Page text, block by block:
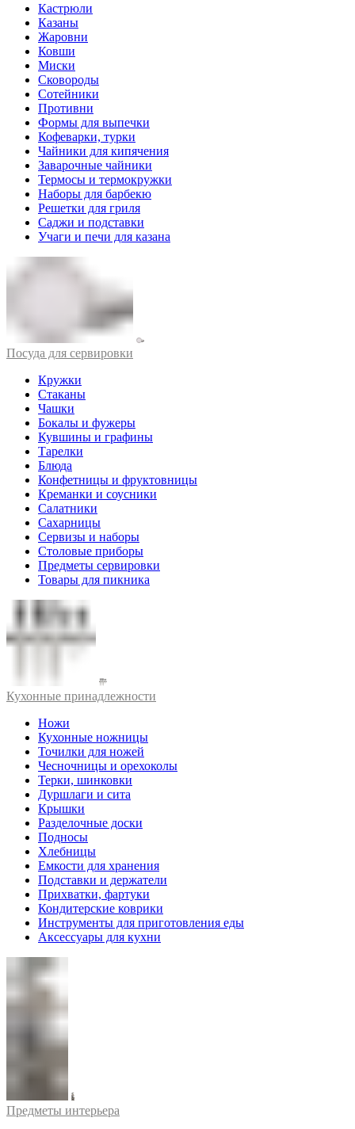
Кастрюли
Казаны
Жаровни
Ковши
Миски
Сковороды
Сотейники
Противни
Формы для выпечки
Кофеварки, турки
Чайники для кипячения
Заварочные чайники
Термосы и термокружки
Наборы для барбекю
Решетки для гриля
Саджи и подставки
Учаги и печи для казана
Посуда для сервировки
Кружки
Стаканы
Чашки
Бокалы и фужеры
Кувшины и графины
Тарелки
Блюда
Конфетницы и фруктовницы
Креманки и соусники
Салатники
Сахарницы
Сервизы и наборы
Столовые приборы
Предметы сервировки
Товары для пикника
Кухонные принадлежности
Ножи
Кухонные ножницы
Точилки для ножей
Чесночницы и орехоколы
Терки, шинковки
Дуршлаги и сита
Крышки
Разделочные доски
Подносы
Хлебницы
Емкости для хранения
Подставки и держатели
Прихватки, фартуки
Кондитерские коврики
Инструменты для приготовления еды
Аксессуары для кухни
Предметы интерьера